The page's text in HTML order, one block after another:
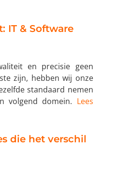
IT & Software
en precisie geen
zijn, hebben wij onze
standaard nemen
volgend domein. Lees
die het verschil